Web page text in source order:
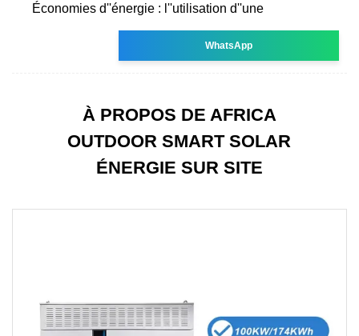
Économies d''énergie : l''utilisation d''une
WhatsApp
À PROPOS DE AFRICA
OUTDOOR SMART SOLAR
ÉNERGIE SUR SITE